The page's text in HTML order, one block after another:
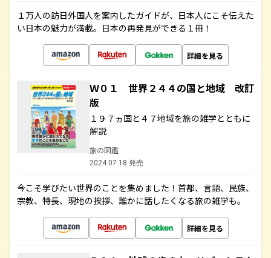
１万人の訪日外国人を案内したガイドが、日本人にこそ伝えた
い日本の魅力が満載。日本の再発見ができる１冊！
詳細を見る
Ｗ０１ 世界２４４の国と地域 改訂
版
１９７ヵ国と４７地域を旅の雑学とともに
解説
旅の図鑑
2024.07.18 発売
今こそ学びたい世界のことを集めました！首都、言語、民族、
宗教、特長、現地の挨拶、誰かに話したくなる旅の雑学も。
詳細を見る